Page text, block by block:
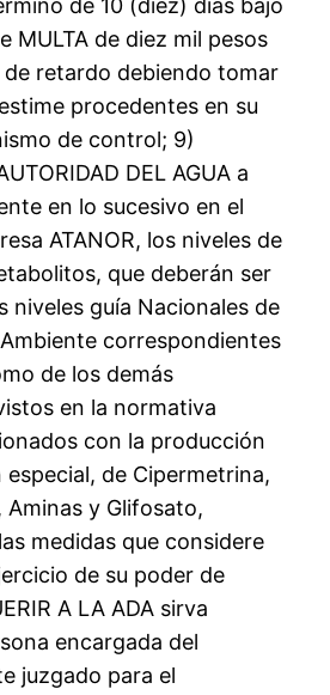
de 10 (diez) días bajo
MULTA de diez mil pesos
retardo debiendo tomar
procedentes en su
de control; 9)
DEL AGUA a
en lo sucesivo en el
ATANOR, los niveles de
que deberán ser
niveles guía Nacionales de
correspondientes
de los demás
en la normativa
con la producción
especial, de Cipermetrina,
y Glifosato,
medidas que considere
de su poder de
A LA ADA sirva
encargada del
juzgado para el